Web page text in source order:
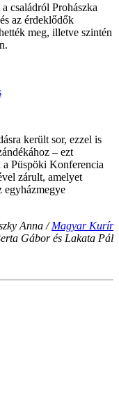
családról Prohászka
az érdeklődők
meg, illetve szintén
került sor, ezzel is
– ezt
Püspöki Konferencia
zárult, amelyet
egyházmegye
Anna /Magyar Kurír
Gáborés Lakata Pál